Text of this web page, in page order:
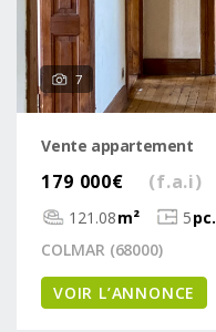
7
Vente appartement
179 000€ (f.a.i)
121.08m² 5pc.
COLMAR (68000)
VOIR L’ANNONCE